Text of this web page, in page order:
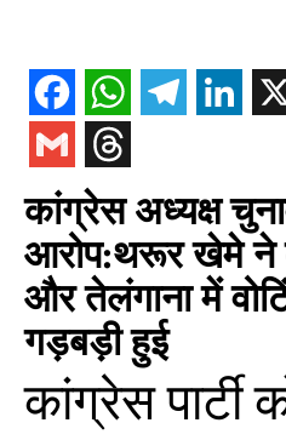
कांग्रेस अध्यक्ष
आरोप:थरूर खेमे ने
और तेलंगाना में
गड़बड़ी हुई
कांग्रेस